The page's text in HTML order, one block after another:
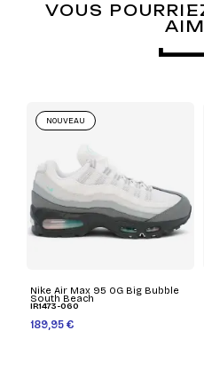
VOUS
Nike Air Max 95 OG Big Bubble
South Beach
IR1473-060
189,95 €
NOUVEAU